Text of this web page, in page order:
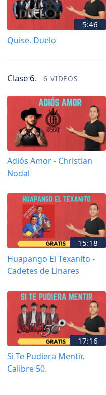
5:46
Quise. Duelo
Clase 6. 6 VIDEOS
Adiós Amor - Christian
Nodal
15:18
Huapango El Texanito -
Cadetes de Linares
17:16
Si Te Pudiera Mentir.
Calibre 50.